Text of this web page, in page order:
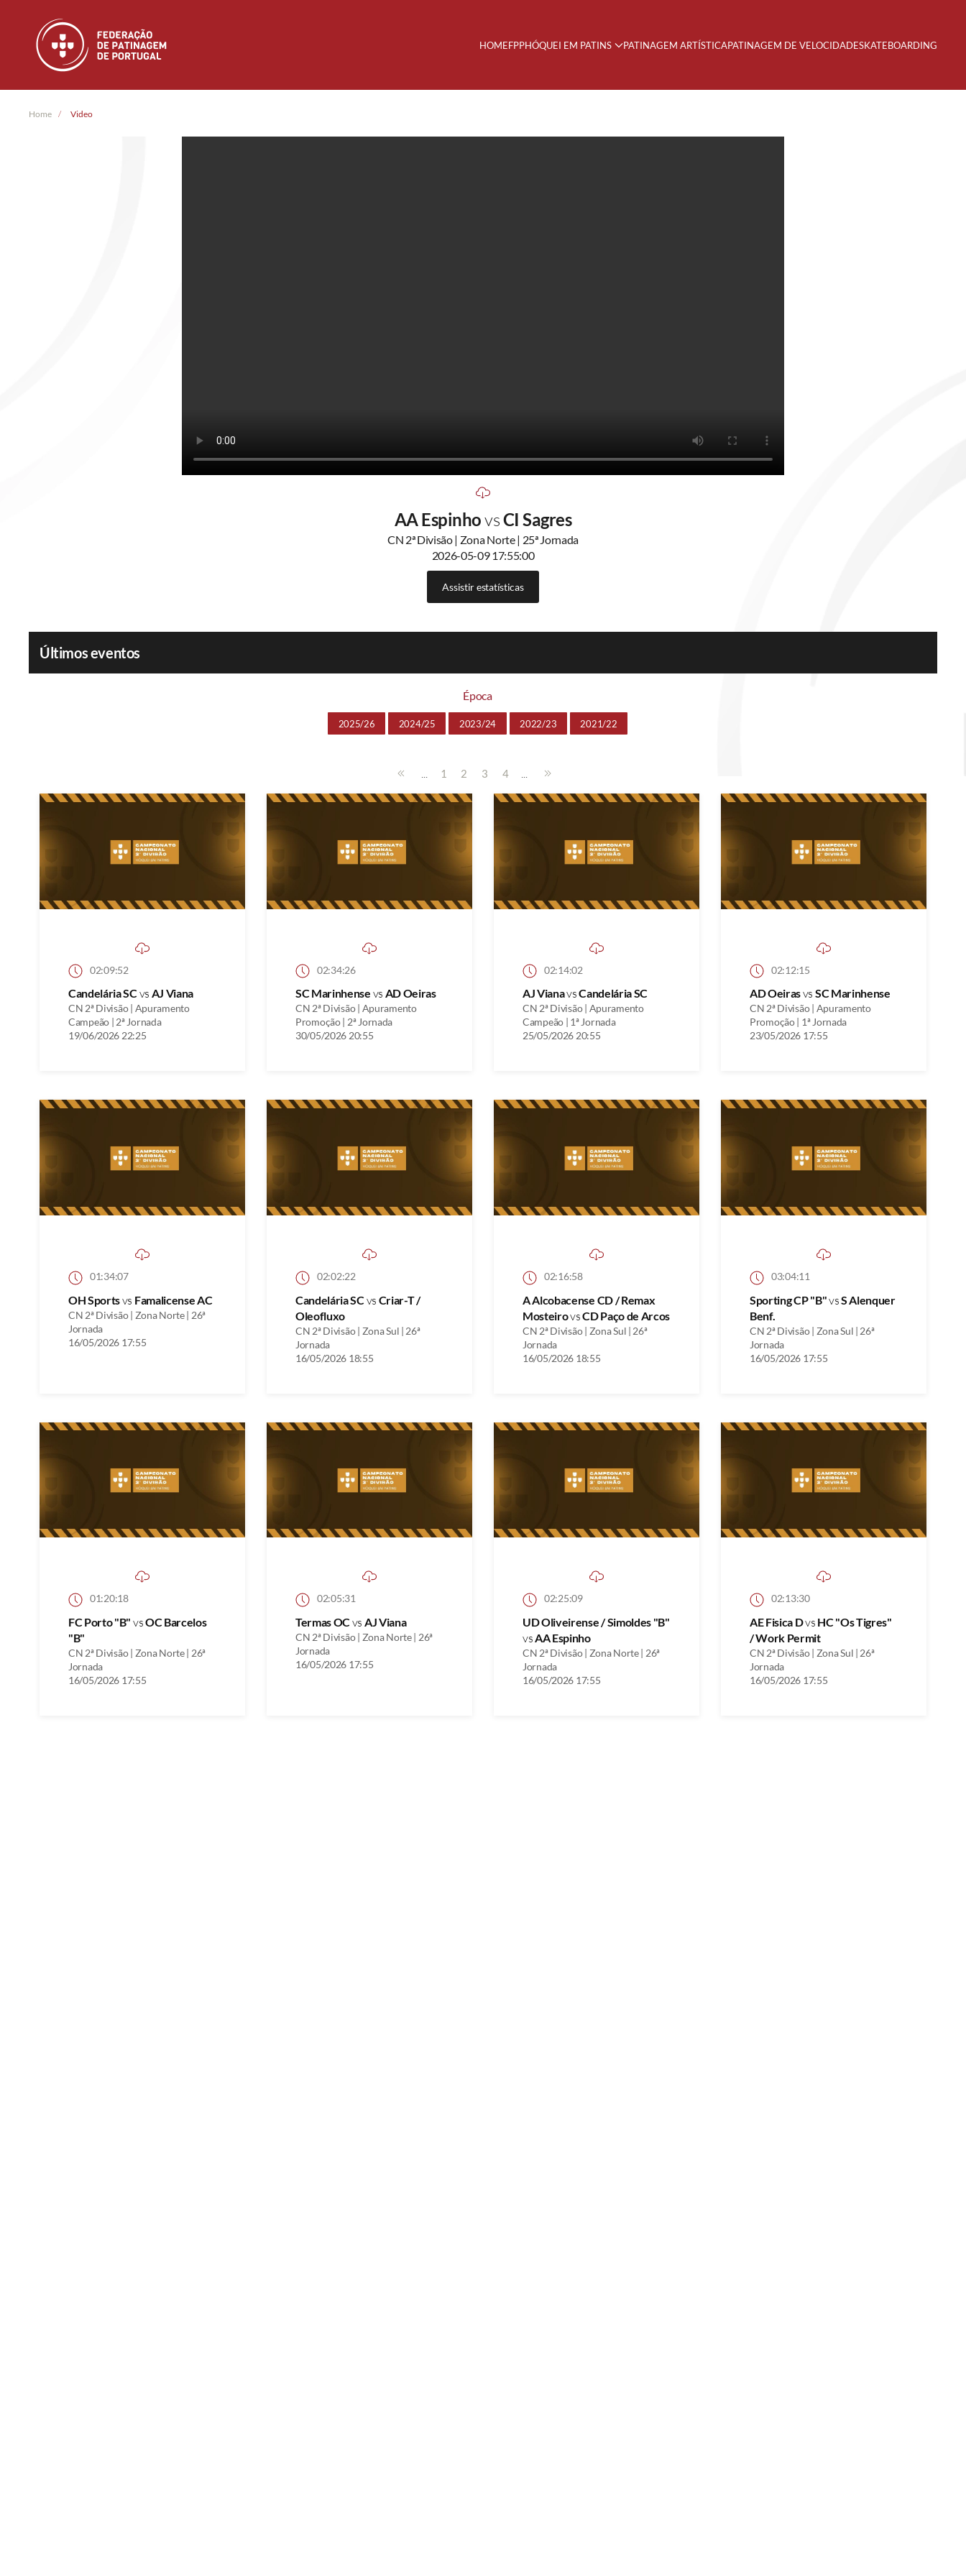
Skip to main content HOMEFPPHÓQUEI EM PATINS PATINAGEM ARTÍSTICAPATINAGEM DE VELOCIDADESKATEBOARDING
Home Video
AA EspinhovsCI Sagres
CN 2ª Divisão | Zona Norte | 25ª Jornada
2026-05-09 17:55:00
Assistir estatísticas
Últimos eventos
Época
2025/26 2024/25 2023/24 2022/23 2021/22
... 1 2 3 4 ...
02:09:52
Candelária SCvs AJ Viana
CN 2ª Divisão | Apuramento
Campeão | 2ª Jornada
19/06/2026 22:25
02:34:26
SC Marinhense vs AD Oeiras
CN 2ª Divisão | Apuramento
Promoção | 2ª Jornada
30/05/2026 20:55
02:14:02
AJ VianavsCandelária SC
CN 2ª Divisão | Apuramento
Campeão | 1ª Jornada
25/05/2026 20:55
02:12:15
AD Oeirasvs SC Marinhense
CN 2ª Divisão | Apuramento
Promoção | 1ª Jornada
23/05/2026 17:55
01:34:07
OH Sportsvs Famalicense AC
CN 2ª Divisão | Zona Norte | 26ª
Jornada
16/05/2026 17:55
02:02:22
Candelária SCvs Criar-T /
Oleofluxo
CN 2ª Divisão | Zona Sul | 26ª
Jornada
16/05/2026 18:55
02:16:58
A Alcobacense CD / Remax
MosteirovsCD Paço de Arcos
CN 2ª Divisão | Zona Sul | 26ª
Jornada
16/05/2026 18:55
03:04:11
Sporting CP "B"vsS Alenquer
Benf.
CN 2ª Divisão | Zona Sul | 26ª
Jornada
16/05/2026 17:55
01:20:18
FC Porto "B" vsOC Barcelos
"B"
CN 2ª Divisão | Zona Norte | 26ª
Jornada
16/05/2026 17:55
02:05:31
Termas OCvs AJ Viana
CN 2ª Divisão | Zona Norte | 26ª
Jornada
16/05/2026 17:55
02:25:09
UD Oliveirense / Simoldes "B"
vsAA Espinho
CN 2ª Divisão | Zona Norte | 26ª
Jornada
16/05/2026 17:55
02:13:30
AE Fisica Dvs HC "Os Tigres"
/ Work Permit
CN 2ª Divisão | Zona Sul | 26ª
Jornada
16/05/2026 17:55